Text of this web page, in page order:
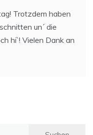
Trotzdem haben
un´ die
hi`! Vielen Dank an